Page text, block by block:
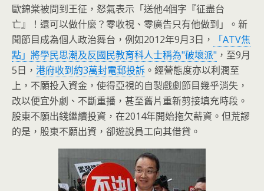
歐錦棠被問到王征，怒氣表示「送他4個字『征盡台
亡』！還可以做什麼？ 零收視、零廣告只有他做到」。新
聞節目成為個人政治舞台，例如2012年9月3日，
「ATV焦
點」 將學民思潮及反國民教育科人士稱為"破壞派" ，至9月
5日， 港府收到約3萬封電郵投訴 。經營態度亦以利潤至
上， 不願投入資金，使得亞視的自製戲劇節目幾乎消失，
改以便宜外劇、 不斷重播，甚至舊片重新剪接填充時段。
股東不願出錢繼續投資，在2014年開始拖欠薪資。但荒謬
的是，股東不願出資， 卻遊說員工向其借貸。